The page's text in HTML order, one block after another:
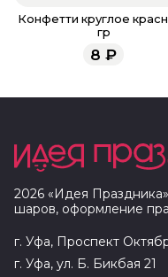
Конфетти круглое
гр
8 ₽
2026 «Идея Праздника
шаров, оформление
г. Уфа, Проспект
г. Уфа, ул. Б. Бикбая 21